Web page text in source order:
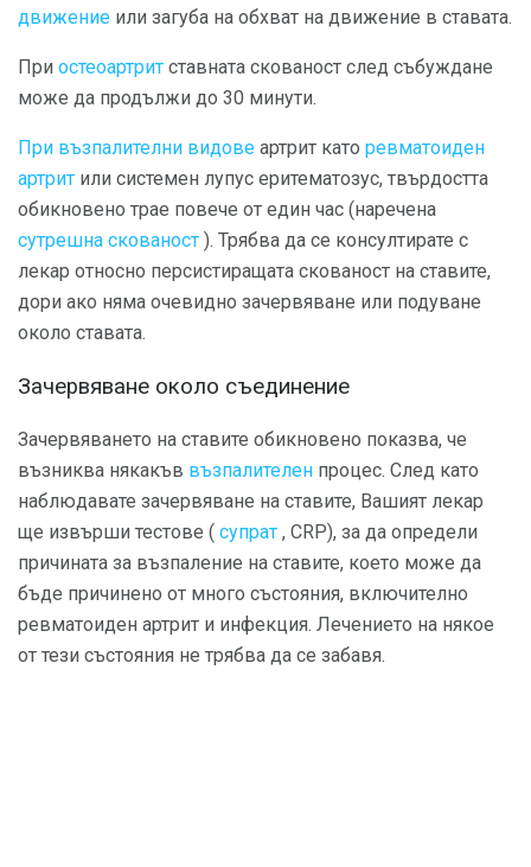
движение или загуба на обхват на движение в ставата.
При остеоартрит ставната скованост след събуждане
може да продължи до 30 минути.
При възпалителни видове артрит като ревматоиден
артрит или системен лупус еритематозус, твърдостта
обикновено трае повече от един час (наречена
сутрешна скованост ). Трябва да се консултирате с
лекар относно персистиращата скованост на ставите,
дори ако няма очевидно зачервяване или подуване
около ставата.
Зачервяване около съединение
Зачервяването на ставите обикновено показва, че
възниква някакъв възпалителен процес. След като
наблюдавате зачервяване на ставите, Вашият лекар
ще извърши тестове ( супрат , CRP), за да определи
причината за възпаление на ставите, което може да
бъде причинено от много състояния, включително
ревматоиден артрит и инфекция. Лечението на някое
от тези състояния не трябва да се забавя.